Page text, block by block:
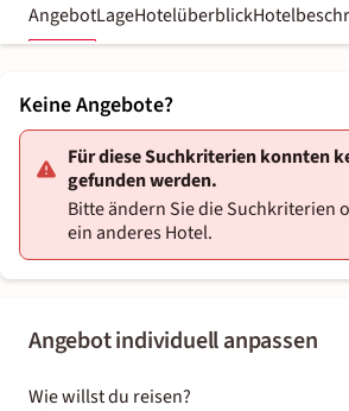
AngebotLageHotelüberblick
Angebot individuell anpassen
Wie willst du reisen?
Keine Angebote?
Für diese Suchkriterien konnten
gefunden werden.
Bitte ändern Sie die Suchkriterien
ein anderes Hotel.